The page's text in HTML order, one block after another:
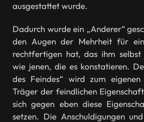
ausgestattet wurde.
Dadurch wurde ein „Anderer“
den Augen der Mehrheit für ein
rechtfertigen hat, das ihm
wie jenen, die es konstatieren.
des Feindes“ wird zum
Träger der feindlichen
sich gegen eben diese
setzen. Die Anschuldigungen